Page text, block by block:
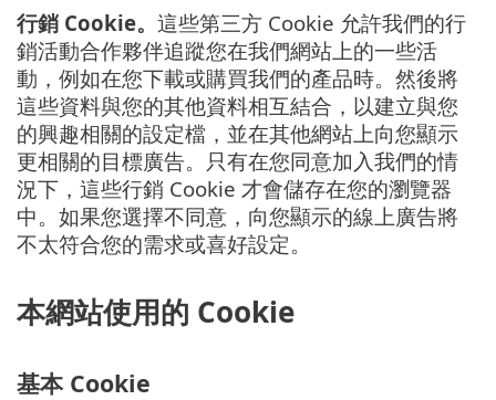
行銷 Cookie。 這些第三方 Cookie 允許我們的行
銷活動合作夥伴追蹤您在我們網站上的一些活
動，例如在您下載或購買我們的產品時。然後將
這些資料與您的其他資料相互結合，以建立與您
的興趣相關的設定檔，並在其他網站上向您顯示
更相關的目標廣告。只有在您同意加入我們的情
況下，這些行銷 Cookie 才會儲存在您的瀏覽器
中。如果您選擇不同意，向您顯示的線上廣告將
不太符合您的需求或喜好設定。
本網站使用的 Cookie
基本 Cookie